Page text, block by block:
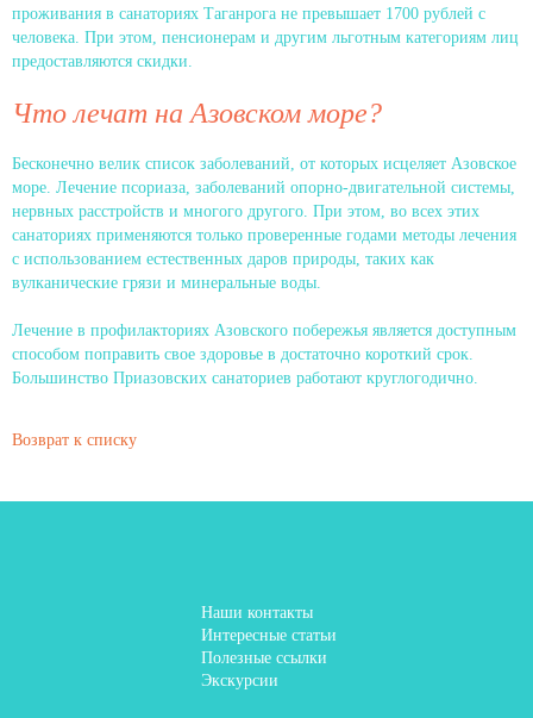
проживания в санаториях Таганрога не превышает 1700 рублей с
человека. При этом, пенсионерам и другим льготным категориям лиц
предоставляются скидки.
Что лечат на Азовском море?
Бесконечно велик список заболеваний, от которых исцеляет Азовское
море. Лечение псориаза, заболеваний опорно-двигательной системы,
нервных расстройств и многого другого. При этом, во всех этих
санаториях применяются только проверенные годами методы лечения
с использованием естественных даров природы, таких как
вулканические грязи и минеральные воды.
Лечение в профилакториях Азовского побережья является доступным
способом поправить свое здоровье в достаточно короткий срок.
Большинство Приазовских санаториев работают круглогодично.
Возврат к списку
Наши контакты
Интересные статьи
Полезные ссылки
Экскурсии